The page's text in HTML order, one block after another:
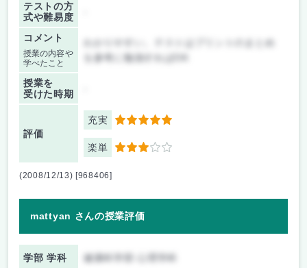
テストの方
式や難易度
コメント
授業の内容や
学べたこと
を参考に勉強すればOK
授業を
受けた時期
評価
充実 5
楽単 3
(2008/12/13) [968406]
mattyan さんの授業評価
学部 学科 健康科学部 心理学科